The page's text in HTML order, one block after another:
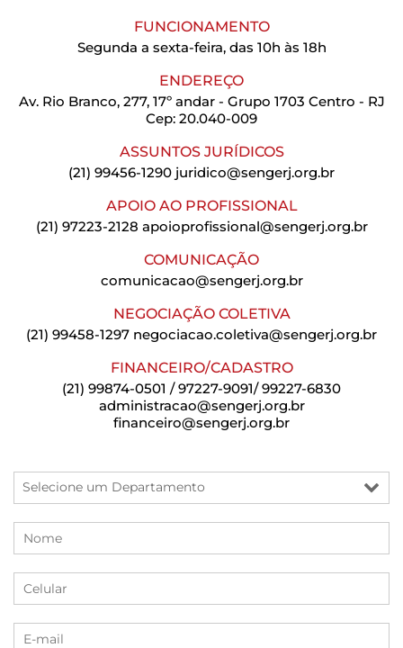
FUNCIONAMENTO
Segunda a sexta-feira, das 10h às 18h
ENDEREÇO
Av. Rio Branco, 277, 17º andar - Grupo 1703 Centro - RJ
Cep: 20.040-009
ASSUNTOS JURÍDICOS
(21) 99456-1290 juridico@sengerj.org.br
APOIO AO PROFISSIONAL
(21) 97223-2128 apoioprofissional@sengerj.org.br
COMUNICAÇÃO
comunicacao@sengerj.org.br
NEGOCIAÇÃO COLETIVA
(21) 99458-1297 negociacao.coletiva@sengerj.org.br
FINANCEIRO/CADASTRO
(21) 99874-0501 / 97227-9091/ 99227-6830
administracao@sengerj.org.br
financeiro@sengerj.org.br